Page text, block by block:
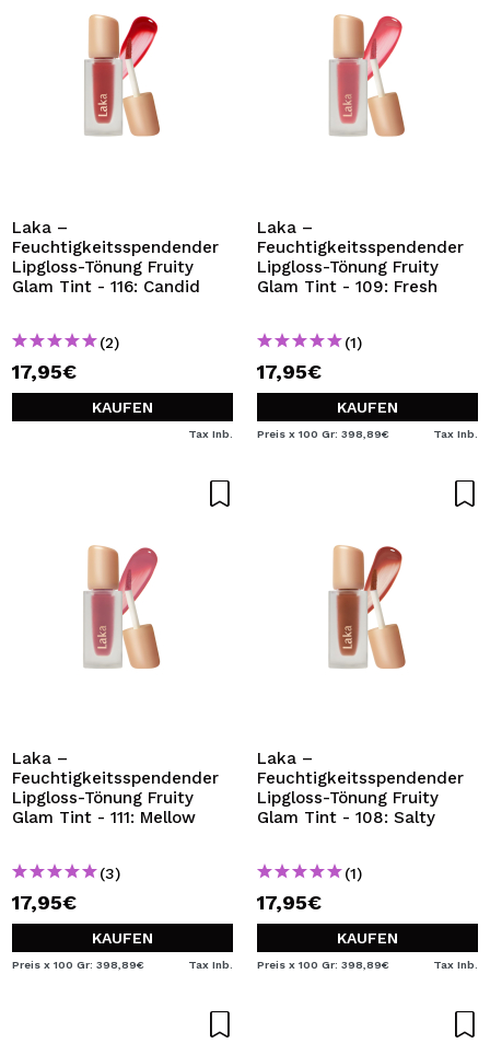
Laka –
Feuchtigkeitsspendender
Lipgloss-Tönung Fruity
Glam Tint - 116: Candid
(2)
17,95€
KAUFEN
Tax Inb.
Laka –
Feuchtigkeitsspendender
Lipgloss-Tönung Fruity
Glam Tint - 109: Fresh
(1)
17,95€
KAUFEN
Preis x 100 Gr: 398,89€ Tax Inb.
Laka –
Feuchtigkeitsspendender
Lipgloss-Tönung Fruity
Glam Tint - 111: Mellow
(3)
17,95€
KAUFEN
Preis x 100 Gr: 398,89€ Tax Inb.
Laka –
Feuchtigkeitsspendender
Lipgloss-Tönung Fruity
Glam Tint - 108: Salty
(1)
17,95€
KAUFEN
Preis x 100 Gr: 398,89€ Tax Inb.